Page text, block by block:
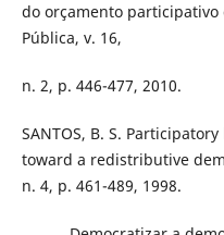
do orçamento
Pública, v. 16,
n. 2, p. 446-477, 2010.
SANTOS, B. S.
toward a redistributive
n. 4, p. 461-489, 1998.